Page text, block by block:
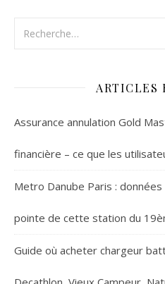
ARTICLES
Assurance annulation Gold
financière – ce que les
Metro Danube Paris :
pointe de cette station du
Guide où acheter chargeur